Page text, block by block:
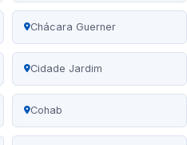
Chácara Guerner
Cidade Jardim
Cohab